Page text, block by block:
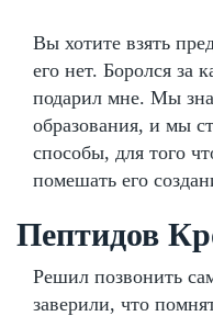
Вы хотите взять
его нет. Боролся
подарил мне. Мы
образования, и мы
способы, для того
помешать его
Пептидов
Решил позвонить
заверили, что